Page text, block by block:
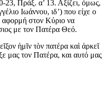
23, Πράξ. α’ 13. Αξίζει, όμως,
Ιωάννου, ιδ’) που είχε ο
αφορμή στον Κύριο να
με τον Πατέρα Θεό.
ἡμῖν τὸν πατέρα καὶ ἀρκεῖ
μας τον Πατέρα, και αυτό μας